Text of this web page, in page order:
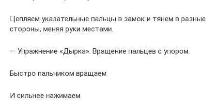
Цепляем указательные пальцы в замок и тянем в разные
стороны, меняя руки местами.
— Упражнение «Дырка». Вращение пальцев с упором.
Быстро пальчиком вращаем
И сильнее нажимаем.